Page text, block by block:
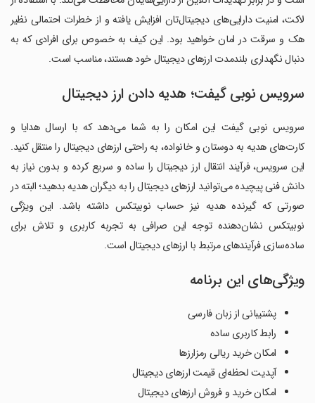
لاکت، امنیت دارایی‌های دیجیتال‌تان افزایش یافته و از خطرات احتمالی نظیر
هک و سرقت در امان خواهید بود. این کیف به خصوص برای افرادی که به
دنبال نگهداری بلندمدت ارزهای دیجیتال خود هستند، مناسب است.
سرویس نوبی گیفت؛ هدیه دادن ارز دیجیتال
سرویس نوبی گیفت این امکان را به شما می‌دهد که با ارسال هدایا و
کارت‌های هدیه به دوستان و خانواده، به راحتی ارزهای دیجیتال را منتقل کنید.
این سرویس، فرآیند انتقال ارز دیجیتال را ساده و سریع کرده و بدون نیاز به
دانش فنی پیچیده می‌توانید ارزهای دیجیتال را به دیگران هدیه بدهید؛ البته در
صورتی که گیرنده هدیه نیز حساب نوبیتکس داشته باشد. این ویژگی
نوبیتکس نشان‌دهنده توجه این صرافی به تجربه کاربری و تلاش برای
ساده‌سازی فرآیندهای مرتبط با ارزهای دیجیتال است.
ویژگی‌های این برنامه
پشتیبانی از زبان فارسی
رابط کاربری ساده
امکان خرید ریالی رمزارزها
آپدیت لحظه‌ای قیمت ارزهای دیجیتال
امکان خرید و فروش ارزهای دیجیتال